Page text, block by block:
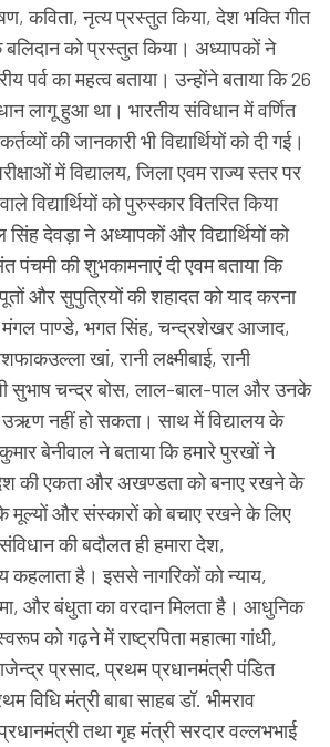
कविता, नृत्य प्रस्तुत किया, देश भक्ति गीत
को प्रस्तुत किया। अध्यापकों ने
पर्व का महत्व बताया। उन्होंने बताया कि 26
लागू हुआ था। भारतीय संविधान में वर्णित
की जानकारी भी विद्यार्थियों को दी गई।
में विद्यालय, जिला एवम राज्य स्तर पर
विद्यार्थियों को पुरुस्कार वितरित किया
देवड़ा ने अध्यापकों और विद्यार्थियों को
की शुभकामनाएं दी एवम बताया कि
और सुपुत्रियों की शहादत को याद करना
मंगल पाण्डे, भगत सिंह, चन्द्रशेखर आजाद,
खां, रानी लक्ष्मीबाई, रानी
सुभाष चन्द्र बोस, लाल-बाल-पाल और उनके
उऋण नहीं हो सकता। साथ में विद्यालय के
बेनीवाल ने बताया कि हमारे पुरखों ने
की एकता और अखण्डता को बनाए रखने के
मूल्यों और संस्कारों को बचाए रखने के लिए
की बदौलत ही हमारा देश,
कहलाता है। इससे नागरिकों को न्याय,
और बंधुता का वरदान मिलता है। आधुनिक
को गढ़ने में राष्ट्रपिता महात्मा गांधी,
प्रसाद, प्रथम प्रधानमंत्री पंडित
विधि मंत्री बाबा साहब डॉ. भीमराव
तथा गृह मंत्री सरदार वल्लभभाई